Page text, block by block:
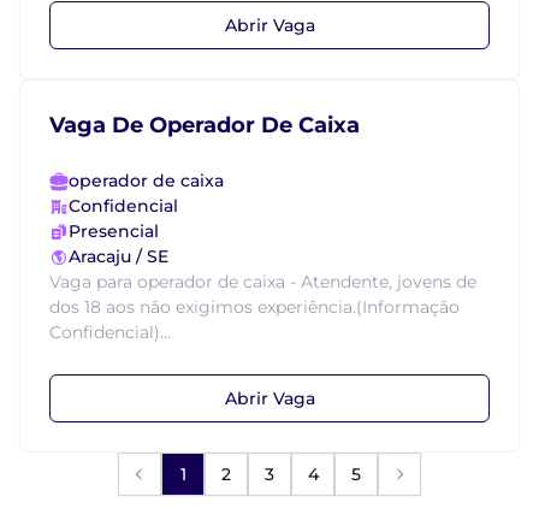
Abrir Vaga
Vaga De Operador De Caixa
operador de caixa
Confidencial
Presencial
Aracaju / SE
Vaga para operador de caixa - Atendente, jovens de
dos 18 aos não exigimos experiência.(Informação
Confidencial)...
Abrir Vaga
1 2 3 4 5